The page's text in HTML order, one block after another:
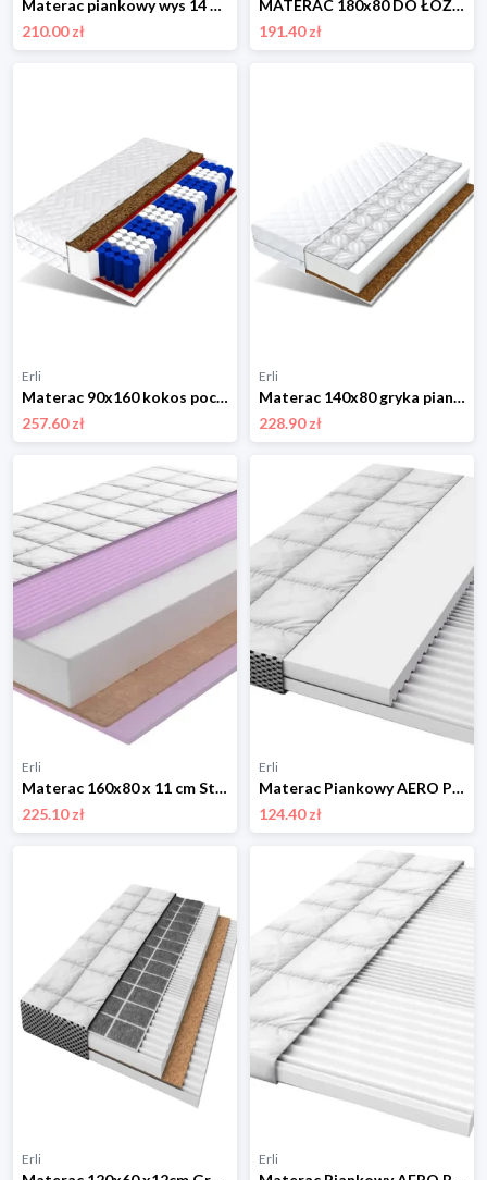
Materac piankowy wys 14 cm 80x200 cm - Wigofil - PRODUCENT !!! HITT !!!
210.00 zł
MATERAC 180x80 DO ŁÓŻKA GRYKA PIANKA KOKOS 180x80
191.40 zł
Erli
Materac 90x160 kokos pocket 7 stref 14 cm MILO
257.60 zł
Erli
Materac 140x80 gryka pianka kokos BIANKA
228.90 zł
Erli
Materac 160x80 x 11 cm Strefowy LUX Pianka Kokos Zdejmowany Pokrowiec
225.10 zł
Erli
Materac Piankowy AERO PREMIUM 120x60 x10 cm Strefowy Modułowy Wentylowany
124.40 zł
Erli Erli